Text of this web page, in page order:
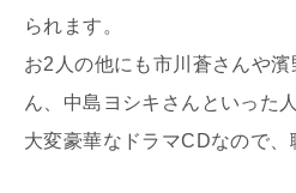
られます。
お2人の他にも市川蒼さんや
ん、中島ヨシキさんといった
大変豪華なドラマCDなので、